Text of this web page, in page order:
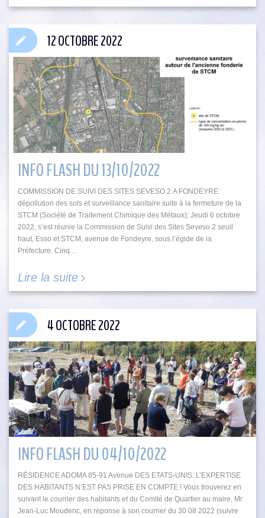
INFO FLASH DU 13/10/2022
COMMISSION DE SUIVI DES SITES SEVESO 2 A FONDEYRE:
dépollution des sols et surveillance sanitaire suite à la fermeture de la
STCM (Société de Traitement Chimique des Métaux); Jeudi 6 octobre
2022, s’est réunie la Commission de Suivi des Sites Seveso 2 seuil
haut, Esso et STCM, avenue de Fondeyre, sous l’égide de la
Préfecture. Cinq…
Lire la suite
12 OCTOBRE 2022
INFO FLASH DU 04/10/2022
RÉSIDENCE ADOMA 85-91 Avenue DES ETATS-UNIS: L’EXPERTISE
DES HABITANTS N’EST PAS PRISE EN COMPTE ! Vous trouverez en
suivant le courrier des habitants et du Comité de Quartier au maire, Mr
Jean-Luc Moudenc, en réponse à son courrier du 30 08 2022 (suivre
4 OCTOBRE 2022